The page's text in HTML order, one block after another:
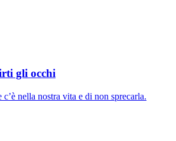
gli occhi
nella nostra vita e di non sprecarla.